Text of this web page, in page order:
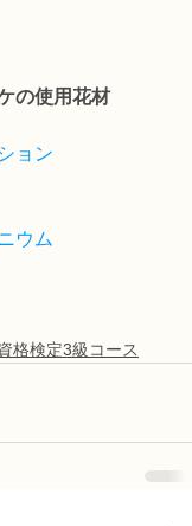
の使用花材
ョン
ウム
格検定3級コース